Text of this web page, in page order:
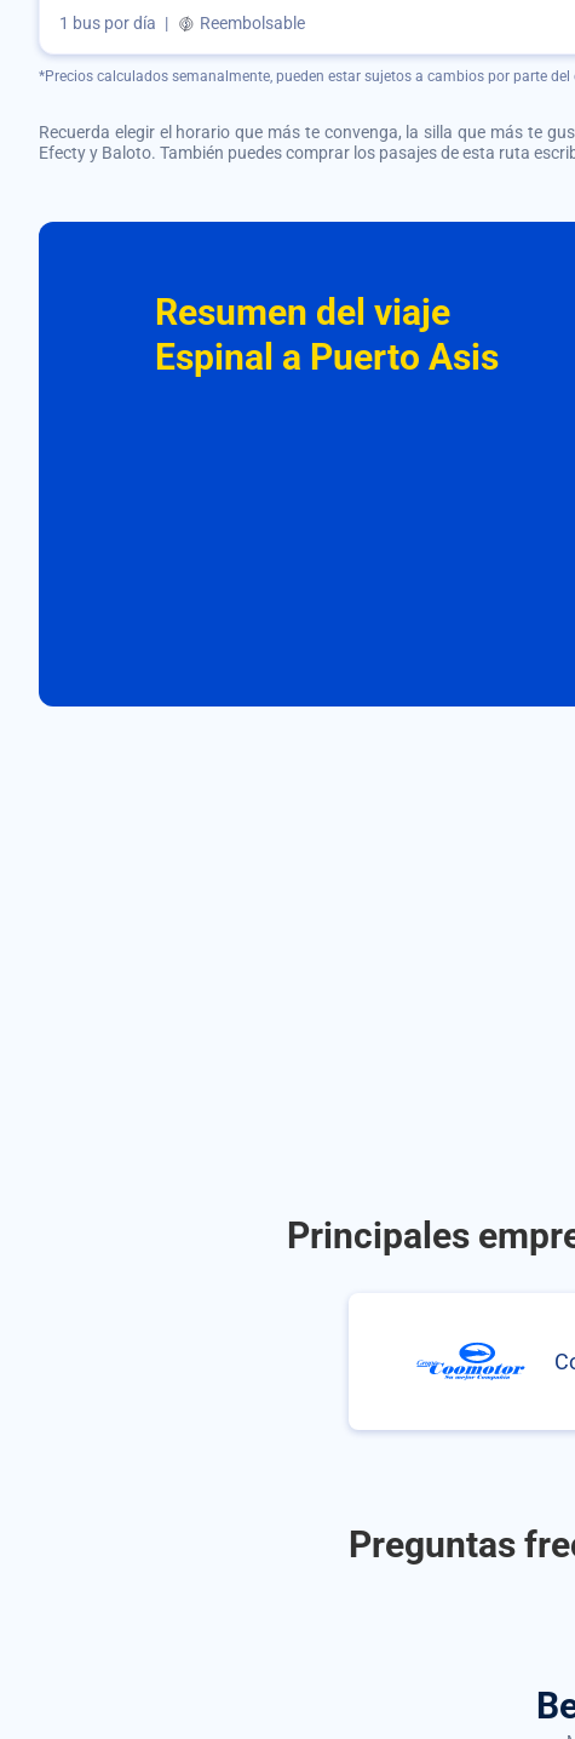
1 bus por día | Reembolsable
*Precios calculados semanalmente, pueden estar sujetos a cambios por parte del
Recuerda elegir el horario que más te convenga, la silla que más te
Efecty y Baloto. También puedes comprar los pasajes de esta ruta
Resumen del viaje
Espinal a Puerto Asis
Principales
Preguntas